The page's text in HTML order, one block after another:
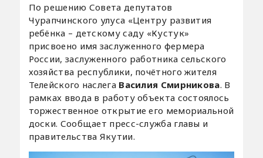
По решению Совета депутатов
Чурапчинского улуса «Центру развития
ребёнка – детскому саду «Кустук»
присвоено имя заслуженного фермера
России, заслуженного работника сельского
хозяйства республики, почётного жителя
Телейского наслега Василия Смирникова. В
рамках ввода в работу объекта состоялось
торжественное открытие его мемориальной
доски. Сообщает пресс-служба главы и
правительства Якутии.